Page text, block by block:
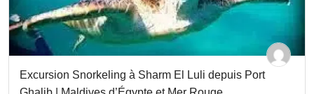
Excursion Snorkeling à Sharm El Luli depuis Port